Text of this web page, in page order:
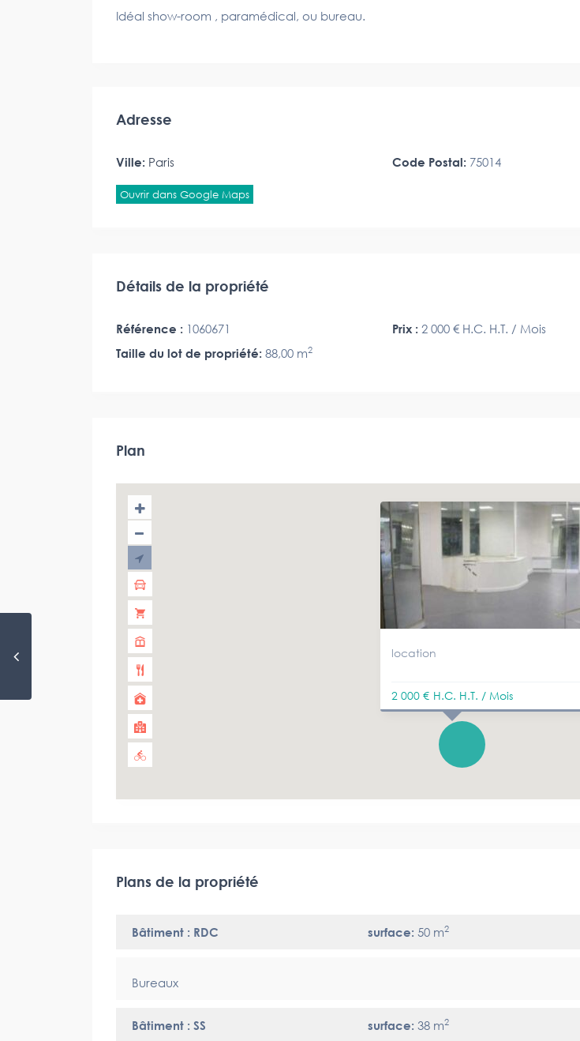
Idéal show-room , paramédical, ou bureau.
Adresse
Ville: Paris Code Postal: 75014
Ouvrir dans Google Maps
Détails de la propriété
Référence : 1060671 Prix : 2 000 € H.C. H.T. / Mois
Taille du lot de propriété: 88,00 m2
Plan
location
2 000 € H.C. H.T. / Mois
Plans de la propriété
Bâtiment : RDC surface: 50 m2
Bureaux
Bâtiment : SS surface: 38 m2